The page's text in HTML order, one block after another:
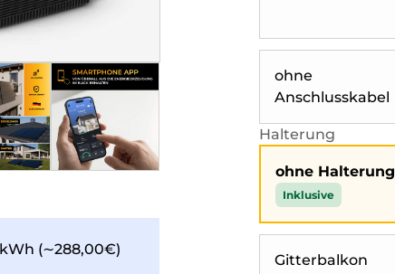
(∼288,00€)
ohne
Anschlusskabel
Halterung
ohne Halterung
Inklusive
Gitterbalkon